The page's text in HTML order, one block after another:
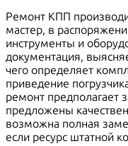
Ремонт КПП
мастер, в
инструменты и
документация,
чего определяет
приведение
ремонт предполагает
предложены
возможна полная
если ресурс штатной